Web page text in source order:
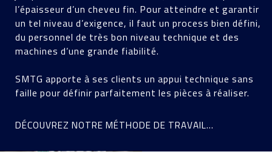
DÉCOUVREZ NOTRE MÉTHODE DE TRAVAIL...